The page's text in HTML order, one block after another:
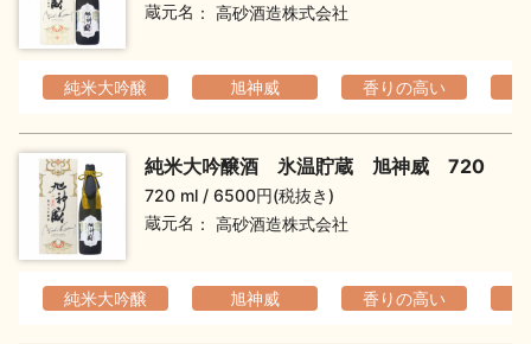
日本酒の楽しみ方特集
蔵元名
高砂酒造株式会社
純米大吟醸 旭神威 香りの高い
純米大吟醸酒 氷温貯蔵 旭神威 720
720 ml
6500円(税抜き)
蔵元名
高砂酒造株式会社
純米大吟醸 旭神威 香りの高い